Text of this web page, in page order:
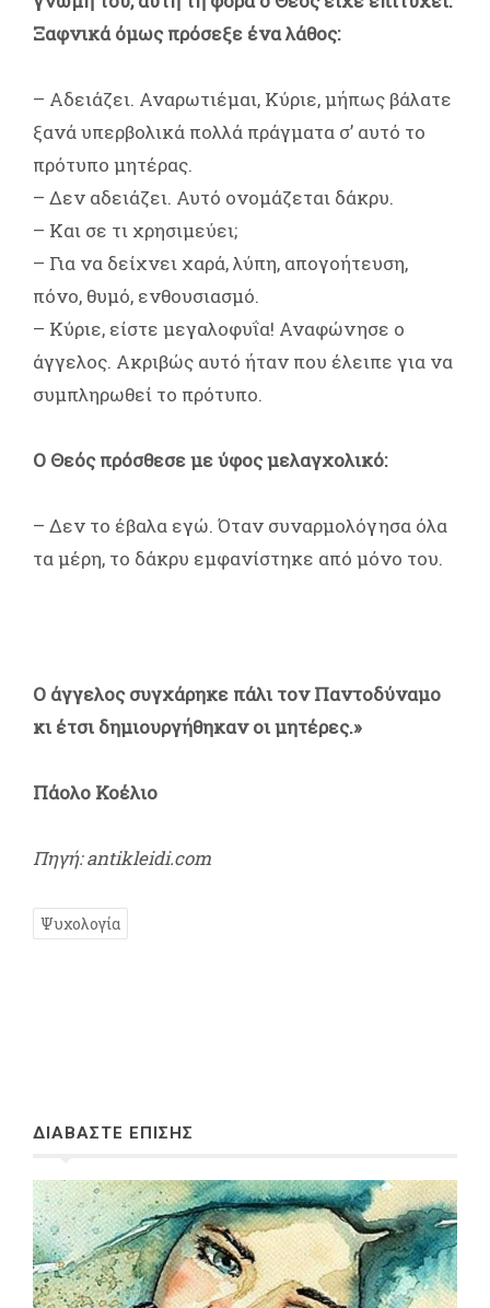
Ξαφνικά όμως πρόσεξε ένα λάθος:
– Αδειάζει. Αναρωτιέμαι, Κύριε, μήπως βάλατε
ξανά υπερβολικά πολλά πράγματα σ’ αυτό το
πρότυπο μητέρας.
– Δεν αδειάζει. Αυτό ονομάζεται δάκρυ.
– Και σε τι χρησιμεύει;
– Για να δείχνει χαρά, λύπη, απογοήτευση,
πόνο, θυμό, ενθουσιασμό.
– Κύριε, είστε μεγαλοφυΐα! Αναφώνησε ο
άγγελος. Ακριβώς αυτό ήταν που έλειπε για να
συμπληρωθεί το πρότυπο.
Ο Θεός πρόσθεσε με ύφος μελαγχολικό:
– Δεν το έβαλα εγώ. Όταν συναρμολόγησα όλα
τα μέρη, το δάκρυ εμφανίστηκε από μόνο του.
Ο άγγελος συγχάρηκε πάλι τον Παντοδύναμο
κι έτσι δημιουργήθηκαν οι μητέρες.»
Πάολο Κοέλιο
Πηγή: antikleidi.com
Ψυχολογία
ΔΙΑΒΑΣΤΕ ΕΠΙΣΗΣ